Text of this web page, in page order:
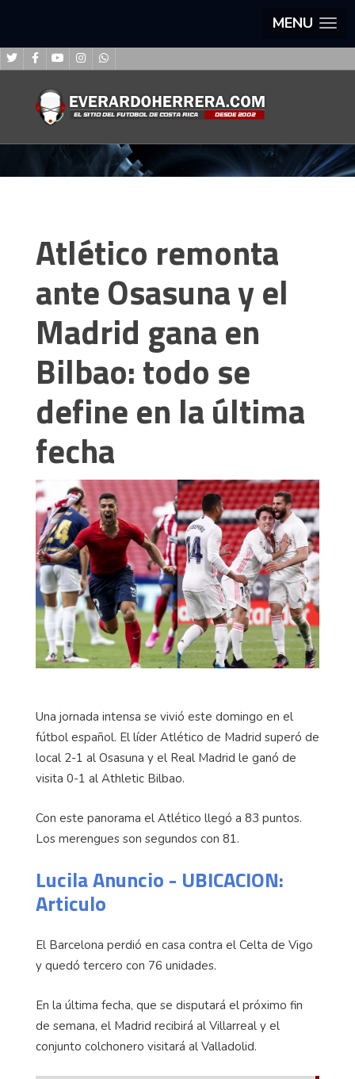
MENU
Atlético remonta
ante Osasuna y el
Madrid gana en
Bilbao: todo se
define en la última
fecha
Una jornada intensa se vivió este domingo en el
fútbol español. El líder Atlético de Madrid superó de
local 2-1 al Osasuna y el Real Madrid le ganó de
visita 0-1 al Athletic Bilbao.
Con este panorama el Atlético llegó a 83 puntos.
Los merengues son segundos con 81.
Lucila Anuncio - UBICACION:
Articulo
El Barcelona perdió en casa contra el Celta de Vigo
y quedó tercero con 76 unidades.
En la última fecha, que se disputará el próximo fin
de semana, el Madrid recibirá al Villarreal y el
conjunto colchonero visitará al Valladolid.